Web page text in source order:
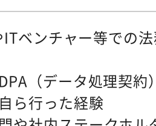
ベンチャー等での
（データ処理契
ら行った経験